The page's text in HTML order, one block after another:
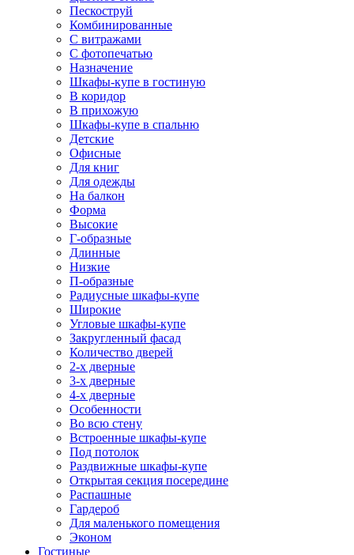
Пескоструй
Комбинированные
С витражами
С фотопечатью
Назначение
Шкафы-купе в гостиную
В коридор
В прихожую
Шкафы-купе в спальню
Детские
Офисные
Для книг
Для одежды
На балкон
Форма
Высокие
Г-образные
Длинные
Низкие
П-образные
Радиусные шкафы-купе
Широкие
Угловые шкафы-купе
Закругленный фасад
Количество дверей
2-х дверные
3-х дверные
4-х дверные
Особенности
Во всю стену
Встроенные шкафы-купе
Под потолок
Раздвижные шкафы-купе
Открытая секция посередине
Распашные
Гардероб
Для маленького помещения
Эконом
Гостиные